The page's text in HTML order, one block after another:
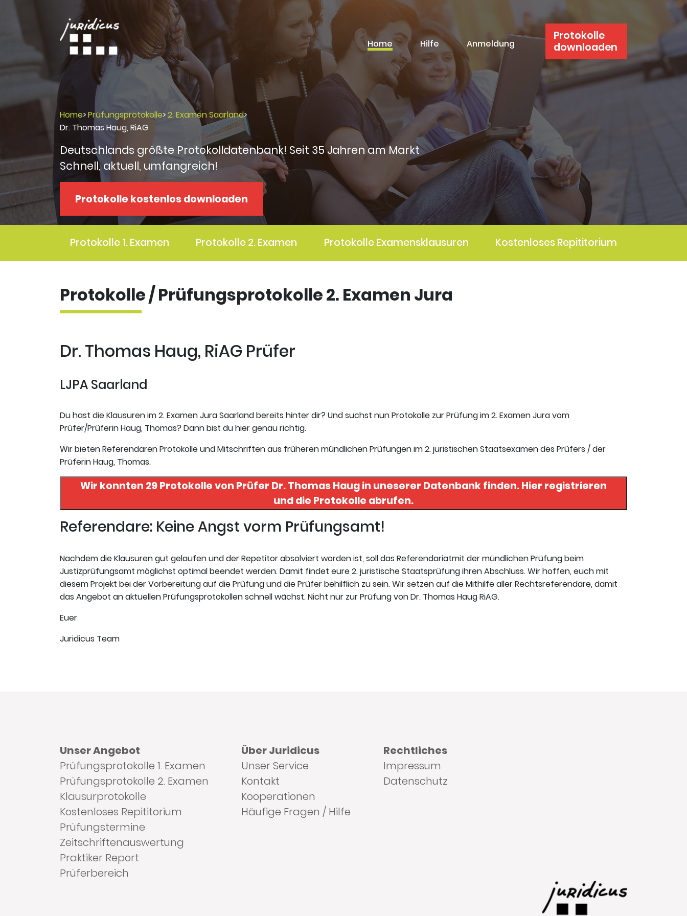
Home Hilfe Anmeldung
Protokolle
downloaden
Home>Prüfungsprotokolle>2. Examen Saarland>
Dr. Thomas Haug, RiAG
Deutschlands größte Protokolldatenbank! Seit 35 Jahren am Markt
Schnell, aktuell, umfangreich!
Protokolle kostenlos downloaden
Protokolle 1. Examen Protokolle 2. Examen Protokolle Examensklausuren Kostenloses Repititorium
Protokolle / Prüfungsprotokolle 2. Examen Jura
Dr. Thomas Haug, RiAG Prüfer
LJPA Saarland
Du hast die Klausuren im 2. Examen Jura Saarland bereits hinter dir? Und suchst nun Protokolle zur Prüfung im 2. Examen Jura vom
Prüfer/Prüferin Haug, Thomas? Dann bist du hier genau richtig.
Wir bieten Referendaren Protokolle und Mitschriften aus früheren mündlichen Prüfungen im 2. juristischen Staatsexamen des Prüfers / der
Prüferin Haug, Thomas.
Wir konnten 29 Protokolle von Prüfer Dr. Thomas Haugin uneserer Datenbank finden. Hier registrieren
und die Protokolle abrufen.
Referendare: Keine Angst vorm Prüfungsamt!
Nachdem die Klausuren gut gelaufen und der Repetitor absolviert worden ist, soll das Referendariatmit der mündlichen Prüfung beim
Justizprüfungsamt möglichst optimal beendet werden. Damit findet eure 2. juristische Staatsprüfung ihren Abschluss. Wir hoffen, euch mit
diesem Projekt bei der Vorbereitung auf die Prüfung und die Prüfer behilflich zu sein. Wir setzen auf die Mithilfe aller Rechtsreferendare, damit
das Angebot an aktuellen Prüfungsprotokollen schnell wächst. Nicht nur zur Prüfung von Dr. Thomas Haug RiAG.
Euer
Juridicus Team
Unser Angebot
Prüfungsprotokolle 1. Examen
Prüfungsprotokolle 2. Examen
Klausurprotokolle
Kostenloses Repititorium
Prüfungstermine
Zeitschriftenauswertung
Praktiker Report
Prüferbereich
Über Juridicus
Unser Service
Kontakt
Kooperationen
Häufige Fragen / Hilfe
Rechtliches
Impressum
Datenschutz